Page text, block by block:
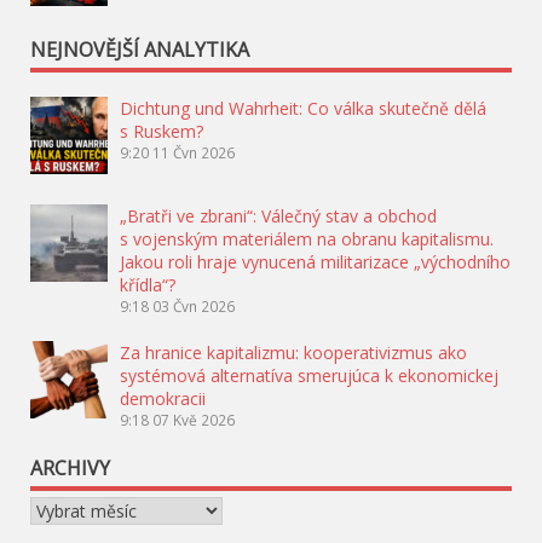
NEJNOVĚJŠÍ ANALYTIKA
Dichtung und Wahrheit: Co válka skutečně dělá
s Ruskem?
9:20 11 Čvn 2026
„Bratři ve zbrani“: Válečný stav a obchod
s vojenským materiálem na obranu kapitalismu.
Jakou roli hraje vynucená militarizace „východního
křídla“?
9:18 03 Čvn 2026
Za hranice kapitalizmu: kooperativizmus ako
systémová alternatíva smerujúca k ekonomickej
demokracii
9:18 07 Kvě 2026
ARCHIVY
Archivy